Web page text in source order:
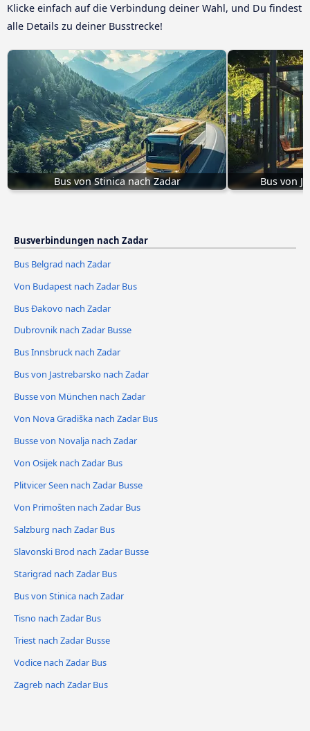
Klicke einfach auf die Verbindung deiner Wahl, und Du findest
alle Details zu deiner Busstrecke!
Bus von Stinica nach Zadar Bus von
Busverbindungen nach Zadar
Bus Belgrad nach Zadar
Von Budapest nach Zadar Bus
Bus Đakovo nach Zadar
Dubrovnik nach Zadar Busse
Bus Innsbruck nach Zadar
Bus von Jastrebarsko nach Zadar
Busse von München nach Zadar
Von Nova Gradiška nach Zadar Bus
Busse von Novalja nach Zadar
Von Osijek nach Zadar Bus
Plitvicer Seen nach Zadar Busse
Von Primošten nach Zadar Bus
Salzburg nach Zadar Bus
Slavonski Brod nach Zadar Busse
Starigrad nach Zadar Bus
Bus von Stinica nach Zadar
Tisno nach Zadar Bus
Triest nach Zadar Busse
Vodice nach Zadar Bus
Zagreb nach Zadar Bus